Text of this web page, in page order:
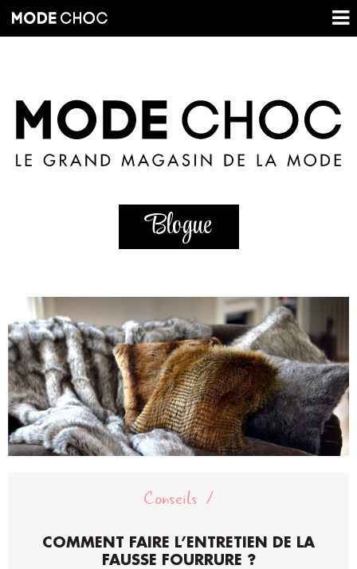
Blogue
Conseils
COMMENT FAIRE L’ENTRETIEN DE LA
FAUSSE FOURRURE ?